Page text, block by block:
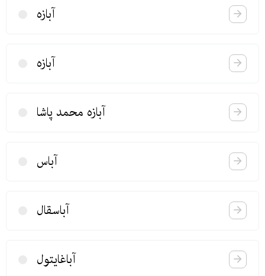
آبازه
آبازه
آبازه محمد پاشا
آباس
آباسقال
آباغایتول